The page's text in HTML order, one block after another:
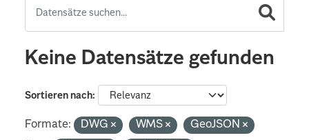
Keine Datensätze gefunden
Sortieren nach
Formate: DWG WMS
GeoJSON